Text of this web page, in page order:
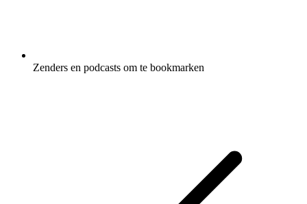
Zenders en podcasts om te bookmarken